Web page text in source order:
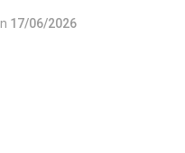
17/06/2026